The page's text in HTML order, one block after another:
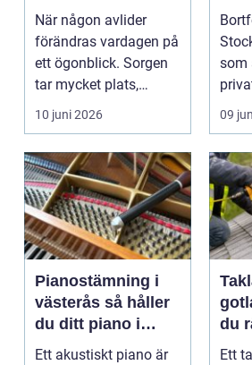
trygghet, stöd och
praktisk hjälp
När någon avlider
förändras vardagen på
ett ögonblick. Sorgen
tar mycket plats,
samtidigt som många
10 juni 2026
som
09
Pianostämning i
västerås så håller
du ditt piano i
toppform
Ett akustiskt piano är
gotland
du
Ett